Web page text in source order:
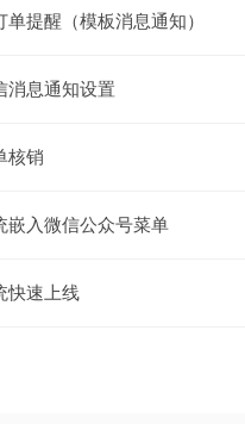
提醒（模板消息通知）
消息通知设置
核销
嵌入微信公众号菜单
快速上线